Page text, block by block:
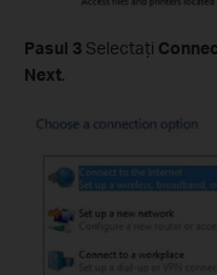
Pasul 3 Selectaţi
Next.